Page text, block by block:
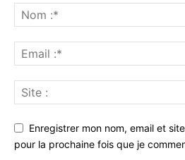
Enregistrer mon nom, email et
pour la prochaine fois que je